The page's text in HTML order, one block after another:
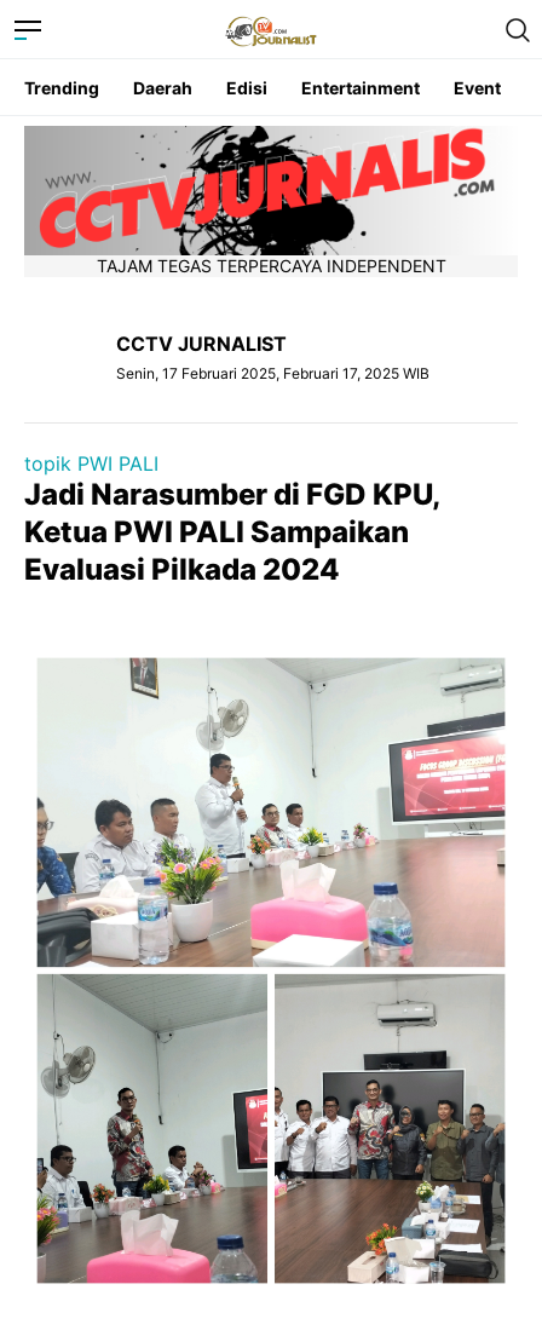
Trending Daerah Edisi Entertainment Event
TAJAM TEGAS TERPERCAYA INDEPENDENT
CCTV JURNALIST
Senin, 17 Februari 2025, Februari 17, 2025 WIB
topik PWI PALI
Jadi Narasumber di FGD KPU,
Ketua PWI PALI Sampaikan
Evaluasi Pilkada 2024